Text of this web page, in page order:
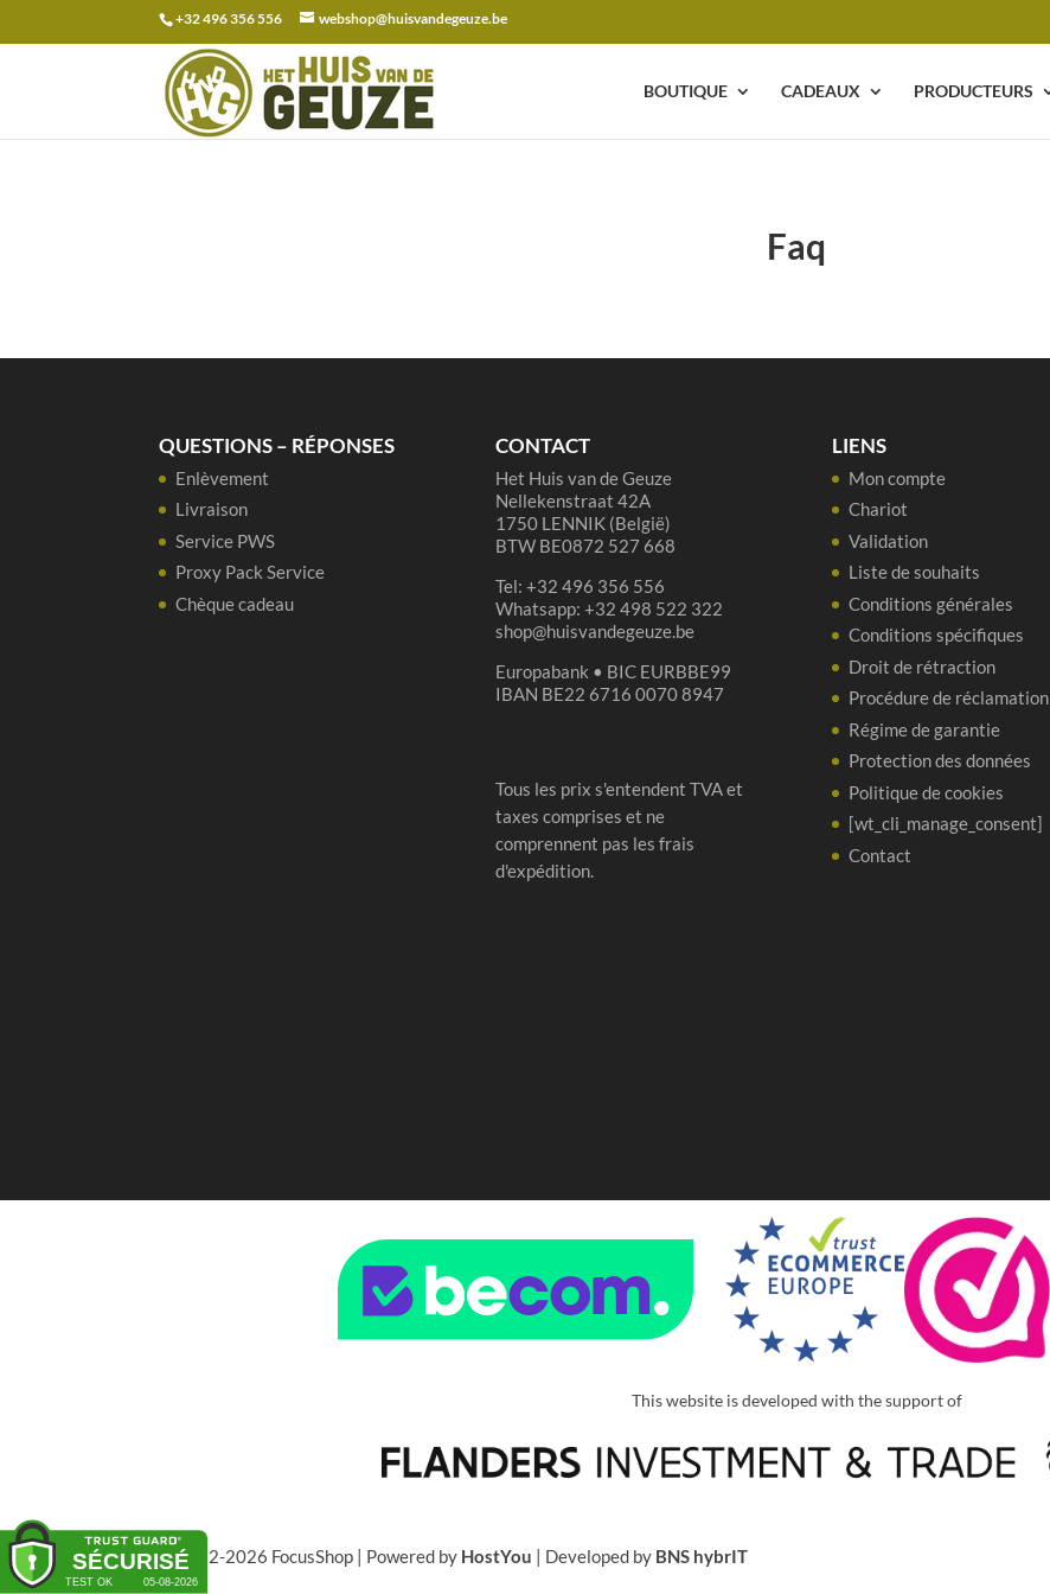
+32 496 356 556 webshop@huisvandegeuze.be
BOUTIQUE CADEAUX PRODUCTEURS
Recherche
pour :
Faq
QUESTIONS – RÉPONSES
Enlèvement
Livraison
Service PWS
Proxy Pack Service
Chèque cadeau
CONTACT
Het Huis van de Geuze
Nellekenstraat 42A
1750 LENNIK (België)
BTW BE0872 527 668
Tel: +32 496 356 556
Whatsapp: +32 498 522 322
shop@huisvandegeuze.be
Europabank • BIC EURBBE99
IBAN BE22 6716 0070 8947
Tous les prix s'entendent TVA et
taxes comprises et ne
comprennent pas les frais
d'expédition.
LIENS
Mon compte
Chariot
Validation
Liste de souhaits
Conditions générales
Conditions spécifiques
Droit de rétraction
Procédure de réclamation
Régime de garantie
Protection des données
Politique de cookies
[wt_cli_manage_consent]
Contact
This website is developed with the support of
© 2022-2026 FocusShop | Powered by HostYou | Developed by BNS hybrIT